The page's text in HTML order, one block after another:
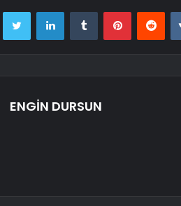
Twitter LinkedInTumblr Pinterest
ENGİN DURSUN